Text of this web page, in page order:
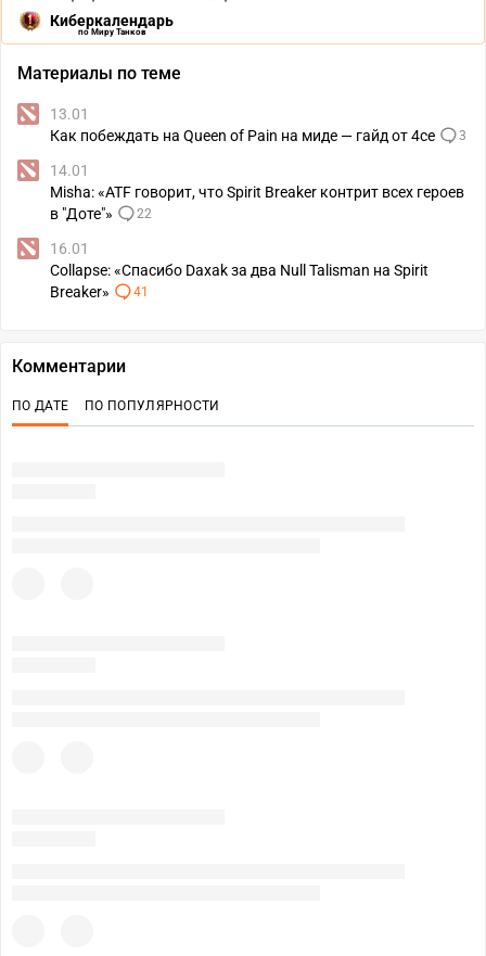
Киберкалендарь
по Миру Танков
Материалы по теме
13.01
Как побеждать на Queen of Pain на миде — гайд от 4ce
3
14.01
Misha: «ATF говорит, что Spirit Breaker контрит всех героев
в "Доте"»
22
16.01
Collapse: «Спасибо Daxak за два Null Talisman на Spirit
Breaker»
41
Комментарии
ПО ДАТЕ ПО ПОПУЛЯРНОСТИ